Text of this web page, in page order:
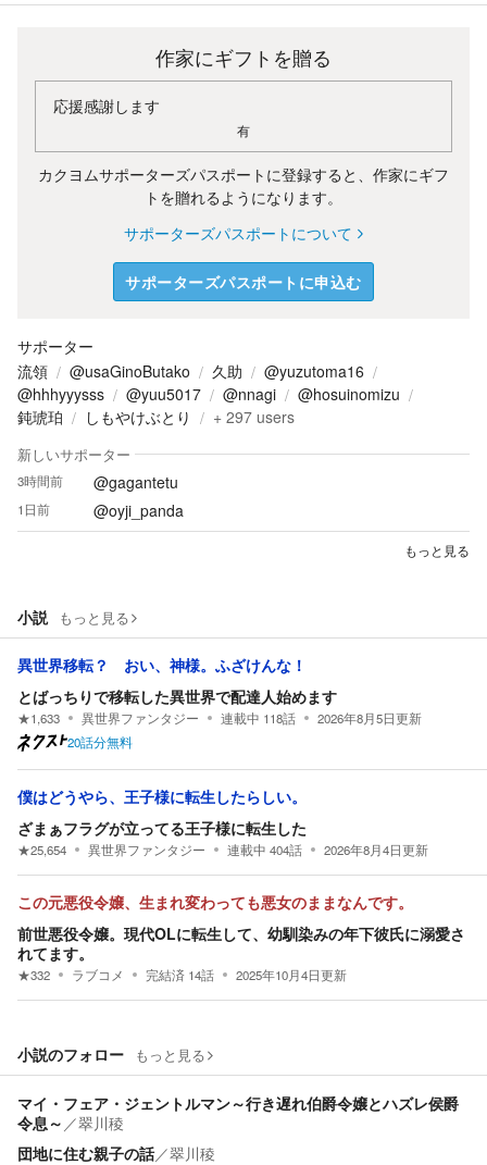
作家にギフトを贈る
応援感謝します
有
カクヨムサポーターズパスポートに登録すると、作家にギフ
トを贈れるようになります。
サポーターズパスポートについて
サポーターズパスポートに申込む
サポーター
流領
@usaGinoButako 久助
@yuzutoma16
@hhhyyysss
@yuu5017 @nnagi
@hosuinomizu
鈍琥珀
しもやけぶとり + 297 users
新しいサポーター
3時間前 @gagantetu
1日前 @oyji_panda
もっと見る
小説 もっと見る
異世界移転？ おい、神様。ふざけんな！
とばっちりで移転した異世界で配達人始めます
★1,633 異世界ファンタジー 連載中 118話 2026年8月5日更新
20話分無料
僕はどうやら、王子様に転生したらしい。
ざまぁフラグが立ってる王子様に転生した
★25,654 異世界ファンタジー 連載中 404話 2026年8月4日更新
この元悪役令嬢、生まれ変わっても悪女のままなんです。
前世悪役令嬢。現代OLに転生して、幼馴染みの年下彼氏に溺愛さ
れてます。
★332 ラブコメ 完結済 14話 2025年10月4日更新
小説のフォロー もっと見る
マイ・フェア・ジェントルマン～行き遅れ伯爵令嬢とハズレ侯爵
令息～ ／翠川稜
団地に住む親子の話／翠川稜